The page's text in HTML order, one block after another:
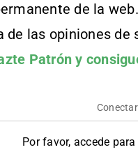
de la web.
de las opiniones de
Patrón y
Por favor, accede